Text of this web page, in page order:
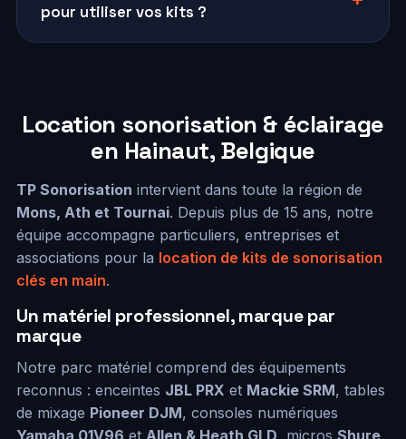
pour utiliser vos kits ?
Location sonorisation & éclairage
en Hainaut, Belgique
TP Sonorisation intervient dans toute la région de
Mons, Ath et Tournai. Depuis plus de 15 ans, notre
équipe accompagne particuliers, entreprises et
associations pour la location de kits de sonorisation
clés en main.
Un matériel professionnel, marque par
marque
Notre parc matériel comprend des équipements
reconnus : enceintes JBL PRX et Mackie SRM, tables
de mixage Pioneer DJM, consoles numériques